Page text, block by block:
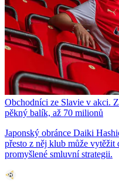
Obchodníci ze Slavie v akci.
pěkný balík, až 70 milionů
Japonský obránce Daiki
přesto z něj klub může
promyšlené smluvní strategii.